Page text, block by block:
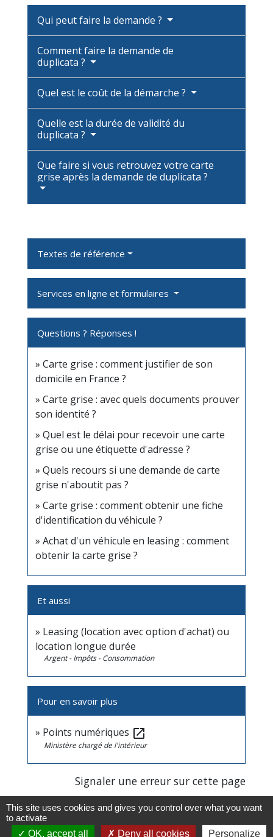
Qui peut faire la demande ?
Comment faire la demande de
duplicata ?
Quel est le coût de la démarche ?
Quelle est la durée de validité du
duplicata ?
Que faire si vous retrouvez votre carte
grise après la demande de duplicata ?
Textes de référence
Services en ligne et formulaires
Questions ? Réponses !
Carte grise : comment justifier de son
domicile en France ?
Carte grise : avec quels documents prouver
son identité ?
Quel est le délai pour recevoir une carte
grise ou une étiquette d'adresse ?
Quels recours si une demande de carte
grise n'aboutit pas ?
Carte grise : comment obtenir une fiche
d'identification du véhicule ?
Achat d'un véhicule en leasing : comment
obtenir la carte grise ?
Et aussi
Leasing (location avec option d'achat) ou
location longue durée
Argent - Impôts - Consommation
Pour en savoir plus
Points numériques open_in_new
Ministère chargé de l'intérieur
Signaler une erreur sur cette page
This site uses cookies and gives you control over what you want
to activate
OK, accept all
Deny all cookies Personalize